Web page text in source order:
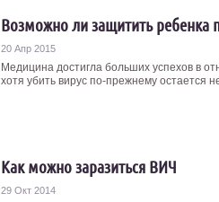
Возможно ли защитить ребенка
20 Апр 2015
Медицина достигла больших успехов в
хотя убить вирус по-прежнему остается
Как можно заразиться ВИЧ
29 Окт 2014